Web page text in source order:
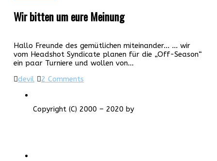
Wir bitten um eure Meinung
Hallo Freunde des gemütlichen miteinander... … wir
vom Headshot Syndicate planen für die „Off-Season“
ein paar Turniere und wollen von…
devil
2 Comments
Copyright (C) 2000 – 2020 by